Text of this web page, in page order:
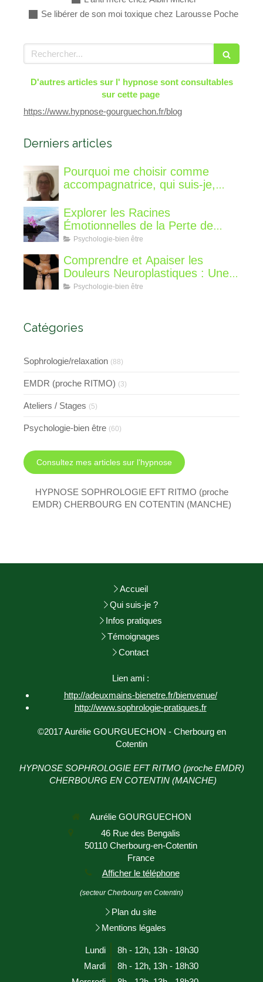
Se libérer de son moi toxique chez Larousse Poche
Rechercher
D'autres articles sur l' hypnose sont consultables
sur cette page
https://www.hypnose-gourguechon.fr/blog
Derniers articles
Pourquoi me choisir comme
accompagnatrice, qui suis-je,
différent?
Explorer les Racines
Émotionnelles de la Perte de
Poids : Un Voyage Intérieur
Psychologie-bien être
Comprendre et Apaiser les
Douleurs Neuroplastiques : Une
Approche avec l'Hypnose,
Psychologie-bien être
Catégories
Sophrologie/relaxation (88)
EMDR (proche RITMO) (3)
Ateliers / Stages (5)
Psychologie-bien être (60)
Consultez mes articles sur l'hypnose
HYPNOSE SOPHROLOGIE EFT RITMO (proche
EMDR) CHERBOURG EN COTENTIN (MANCHE)
Accueil
Qui suis-je ?
Infos pratiques
Témoignages
Contact
Lien ami :
http://adeuxmains-bienetre.fr/bienvenue/
http://www.sophrologie-pratiques.fr
©2017 Aurélie GOURGUECHON - Cherbourg en
Cotentin
HYPNOSE SOPHROLOGIE EFT RITMO (proche EMDR)
CHERBOURG EN COTENTIN (MANCHE)
Aurélie GOURGUECHON
46 Rue des Bengalis
50110 Cherbourg-en-Cotentin
France
Afficher le téléphone
(secteur Cherbourg en Cotentin)
Plan du site
Mentions légales
Lundi 8h - 12h, 13h - 18h30
Mardi
8h - 12h, 13h - 18h30